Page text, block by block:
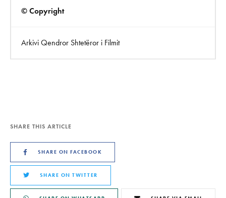
© Copyright
Arkivi Qendror Shtetëror i Filmit
SHARE THIS ARTICLE
SHARE ON FACEBOOK
SHARE ON TWITTER